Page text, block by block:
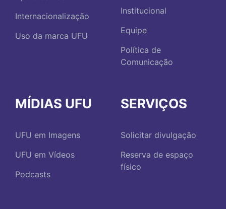
Internacionalização
Uso da marca UFU
Institucional
Equipe
Política de
Comunicação
MÍDIAS UFU
UFU em Imagens
UFU em Vídeos
Podcasts
SERVIÇOS
Solicitar divulgação
Reserva de espaço
físico